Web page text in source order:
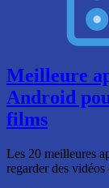
Meilleure
Android
films
Les 20 meilleures
regarder des